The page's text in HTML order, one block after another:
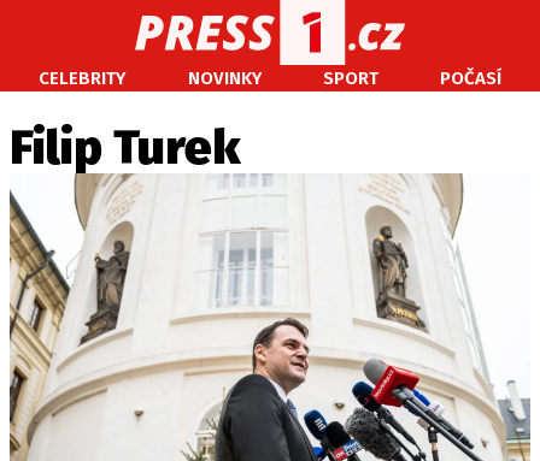
CELEBRITY NOVINKY SPORT POČASÍ
CELEBRITY NOVINKY SPORT POČASÍ
Máte příběh, fotku nebo video?
Pošlete e-mail na PRESS1.cz
O NÁS
O REDAKCI
KONTAKT
VYDAVATEL
Filip Turek